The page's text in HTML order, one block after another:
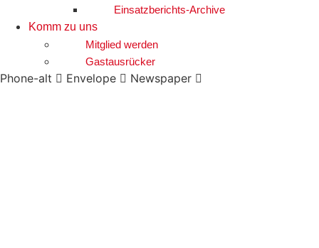
Einsatzberichts-Archive
Komm zu uns
Mitglied werden
Gastausrücker
Phone-alt Envelope Newspaper